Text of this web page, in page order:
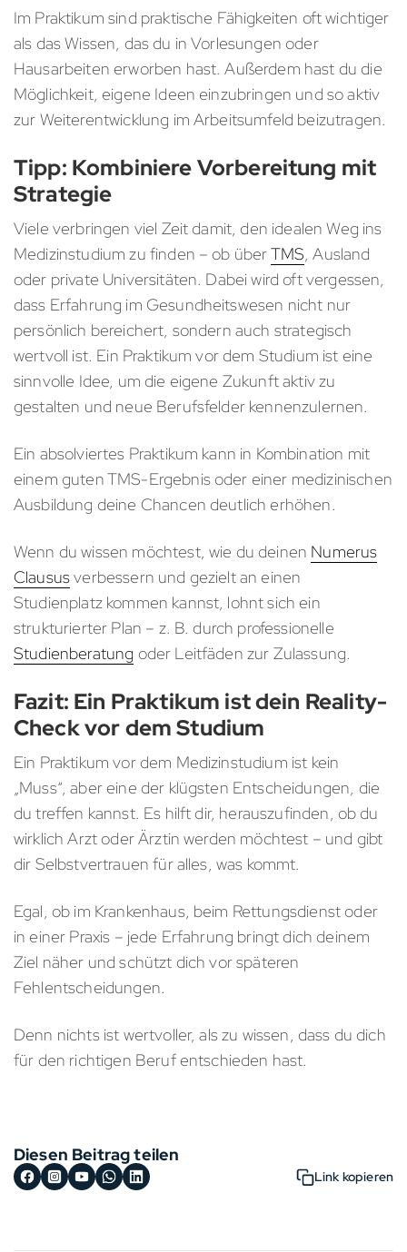
Im Praktikum sind praktische Fähigkeiten oft wichtiger
als das Wissen, das du in Vorlesungen oder
Hausarbeiten erworben hast. Außerdem hast du die
Möglichkeit, eigene Ideen einzubringen und so aktiv
zur Weiterentwicklung im Arbeitsumfeld beizutragen.
Tipp: Kombiniere Vorbereitung mit
Strategie
Viele verbringen viel Zeit damit, den idealen Weg ins
Medizinstudium zu finden – ob überTMS, Ausland
oder private Universitäten. Dabei wird oft vergessen,
dass Erfahrung im Gesundheitswesen nicht nur
persönlich bereichert, sondern auch strategisch
wertvoll ist. Ein Praktikum vor dem Studium ist eine
sinnvolle Idee, um die eigene Zukunft aktiv zu
gestalten und neue Berufsfelder kennenzulernen.
Ein absolviertes Praktikum kann in Kombination mit
einem guten TMS-Ergebnis oder einer medizinischen
Ausbildung deine Chancen deutlich erhöhen.
Wenn du wissen möchtest, wie du deinen Numerus
Claususverbessern und gezielt an einen
Studienplatz kommen kannst, lohnt sich ein
strukturierter Plan – z. B. durch professionelle
Studienberatung oder Leitfäden zur Zulassung.
Fazit: Ein Praktikum ist dein Reality-
Check vor dem Studium
Ein Praktikum vor dem Medizinstudium ist kein
„Muss“, aber eine der klügsten Entscheidungen, die
du treffen kannst. Es hilft dir, herauszufinden, ob du
wirklich Arzt oder Ärztin werden möchtest – und gibt
dir Selbstvertrauen für alles, was kommt.
Egal, ob im Krankenhaus, beim Rettungsdienst oder
in einer Praxis – jede Erfahrung bringt dich deinem
Ziel näher und schützt dich vor späteren
Fehlentscheidungen.
Denn nichts ist wertvoller, als zu wissen, dass du dich
für den richtigen Beruf entschieden hast.
Diesen Beitrag teilen
Link kopieren